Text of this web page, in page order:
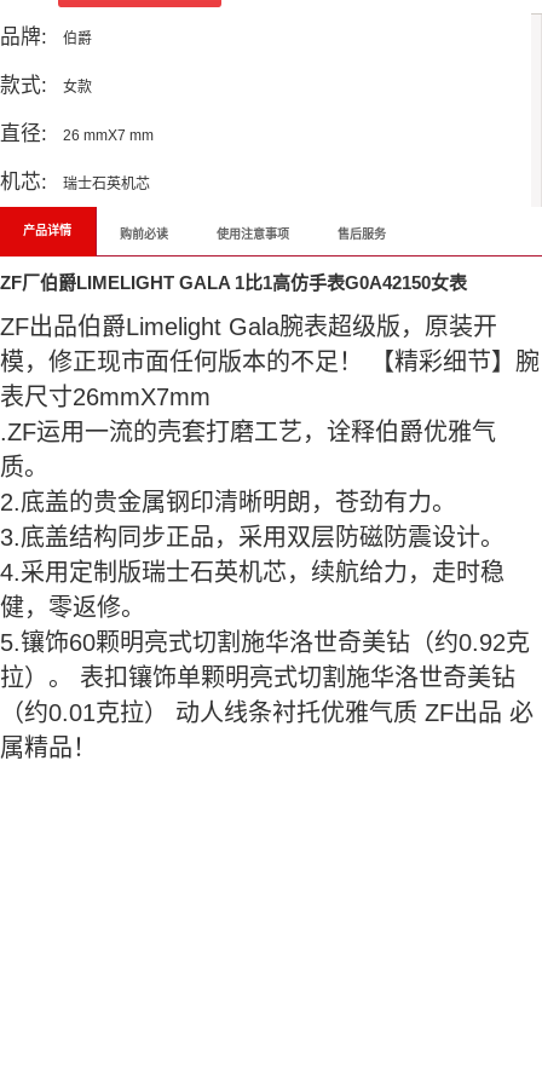
品牌: 伯爵
款式: 女款
直径: 26 mmX7 mm
机芯: 瑞士石英机芯
产品详情 购前必读 使用注意事项 售后服务
ZF厂伯爵LIMELIGHT GALA 1比1高仿手表G0A42150女表
ZF出品伯爵Limelight Gala腕表超级版，原装开
模，修正现市面任何版本的不足！ 【精彩细节】腕
表尺寸26mmX7mm
.ZF运用一流的壳套打磨工艺，诠释伯爵优雅气
质。
2.底盖的贵金属钢印清晰明朗，苍劲有力。
3.底盖结构同步正品，采用双层防磁防震设计。
4.采用定制版瑞士石英机芯，续航给力，走时稳
健，零返修。
5.镶饰60颗明亮式切割施华洛世奇美钻（约0.92克
拉）。 表扣镶饰单颗明亮式切割施华洛世奇美钻
（约0.01克拉） 动人线条衬托优雅气质 ZF出品 必
属精品！